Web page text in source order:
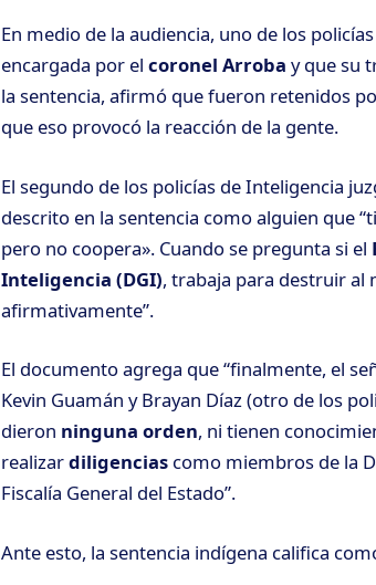
En medio de la audiencia, uno de los
encargada por el coronel Arroba y que su
la sentencia, afirmó que fueron retenidos
que eso provocó la reacción de la gente.
El segundo de los policías de Inteligencia
descrito en la sentencia como alguien que
pero no coopera». Cuando se pregunta si el
Inteligencia (DGI), trabaja para destruir al
afirmativamente”.
El documento agrega que “finalmente, el
Kevin Guamán y Brayan Díaz (otro de los
dieron ninguna orden, ni tienen
realizardiligencias como miembros de la
Fiscalía General del Estado”.
Ante esto, la sentencia indígena califica